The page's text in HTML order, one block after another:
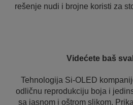
rešenje nudi i brojne koristi za
Videćete baš
Tehnologija Si-OLED
odličnu reprodukciju boja i
sa jasnom i oštrom slikom.